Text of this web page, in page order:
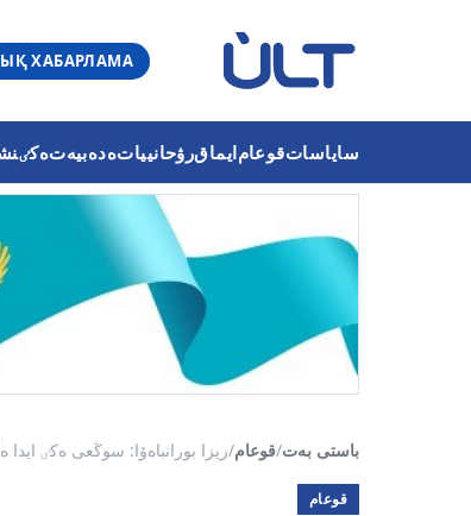
ХАБАРЛАМА
ساياساتقوعامايماقرۋحانيياتەدەبيەت
باستى بەت/قوعام/ريزا بورانباەۆا: سوڭعى ەكٸ
قوعام